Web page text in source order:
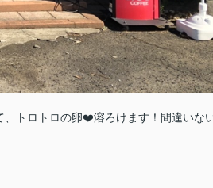
、トロトロの卵❤️溶ろけます！間違いな